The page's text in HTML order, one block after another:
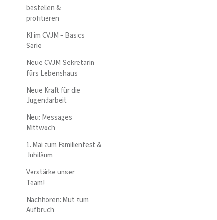
bestellen &
profitieren
KI im CVJM – Basics
Serie
Neue CVJM-Sekretärin
fürs Lebenshaus
Neue Kraft für die
Jugendarbeit
Neu: Messages
Mittwoch
1. Mai zum Familienfest &
Jubiläum
Verstärke unser
Team!
Nachhören: Mut zum
Aufbruch